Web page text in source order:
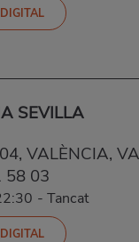
SEVILLA
VALÈNCIA,
58 03
- Tancat